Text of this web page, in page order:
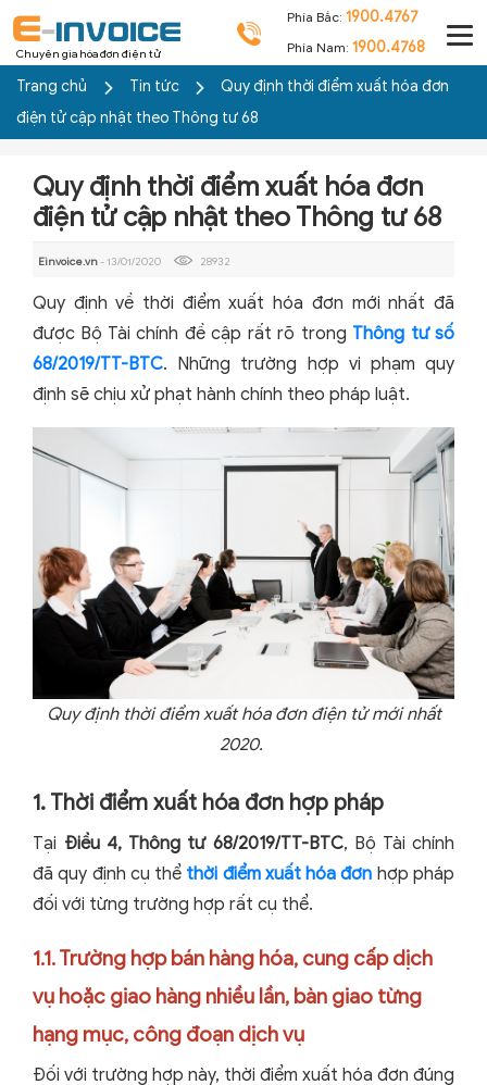
Chuyên gia hóa đơn điện tử
Phía Bắc: 1900.4767
Phía Nam: 1900.4768
Trang chủ Tin tức
Quy định thời điểm xuất hóa đơn
điện tử cập nhật theo Thông tư 68
Quy định thời điểm xuất hóa đơn
điện tử cập nhật theo Thông tư 68
Einvoice.vn- 13/01/2020 28932
Quy định về thời điểm xuất hóa đơn mới nhất đã
được Bộ Tài chính đề cập rất rõ trong Thông tư số
68/2019/TT-BTC. Những trường hợp vi phạm quy
định sẽ chịu xử phạt hành chính theo pháp luật.
Quy định thời điểm xuất hóa đơn điện tử mới nhất
2020.
1. Thời điểm xuất hóa đơn hợp pháp
Tại Điều 4, Thông tư 68/2019/TT-BTC, Bộ Tài chính
đã quy định cụ thể thời điểm xuất hóa đơn hợp pháp
đối với từng trường hợp rất cụ thể.
1.1. Trường hợp bán hàng hóa, cung cấp dịch
vụ hoặc giao hàng nhiều lần, bàn giao từng
hạng mục, công đoạn dịch vụ
Đối với trường hợp này, thời điểm xuất hóa đơn đúng